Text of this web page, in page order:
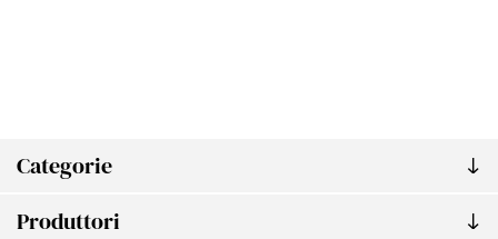
Categorie
Produttori